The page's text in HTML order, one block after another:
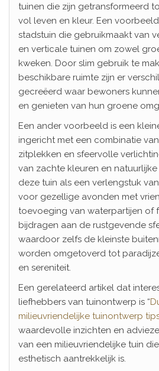
tuinen die zijn getransformeerd
vol leven en kleur. Een
stadstuin die gebruikmaakt van
en verticale tuinen om zowel
kweken. Door slim gebruik te
beschikbare ruimte zijn er
gecreëerd waar bewoners
en genieten van hun groene
Een ander voorbeeld is een
ingericht met een combinatie
zitplekken en sfeervolle
van zachte kleuren en
deze tuin als een verlengstuk
voor gezellige avonden met
toevoeging van waterpartijen of
bijdragen aan de rustgevende
waardoor zelfs de kleinste
worden omgetoverd tot
en sereniteit.
Een gerelateerd artikel dat
liefhebbers van tuinontwerp is “
milieuvriendelijke tuinontwerp
waardevolle inzichten en
van een milieuvriendelijke tuin
esthetisch aantrekkelijk is.